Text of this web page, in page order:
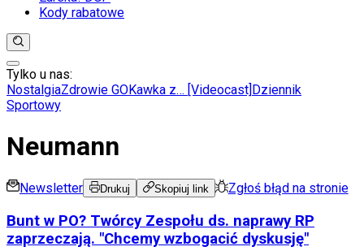
Kody rabatowe
Anuluj
Wiadomości
Nauka
Gospodarka
Aktualności
Emerytury
Finanse
Praca
Tylko u nas:
NostalgiaZdrowie GOKawka z… [Videocast] Dziennik
Sportowy
Neumann
Newsletter Drukuj Skopiuj link Zgłoś błąd na stronie
Bunt w PO? Twórcy Zespołu ds. naprawy RP
zaprzeczają. "Chcemy wzbogacić dyskusję"